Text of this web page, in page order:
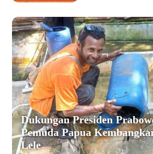
Dukungan Presiden
Pemuda Papua
Lele